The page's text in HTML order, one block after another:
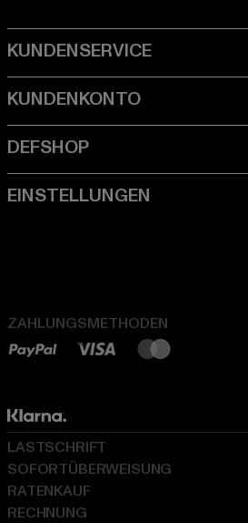
ZAHLUNGSMETHODEN
LASTSCHRIFT
SOFORTÜBERWEISUNG
RATENKAUF
RECHNUNG